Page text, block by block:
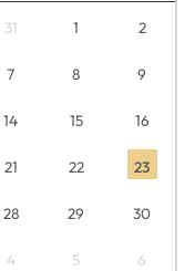
31 1 2
7 8 9
14 15 16
21 22 23
28 29 30
4 5 6